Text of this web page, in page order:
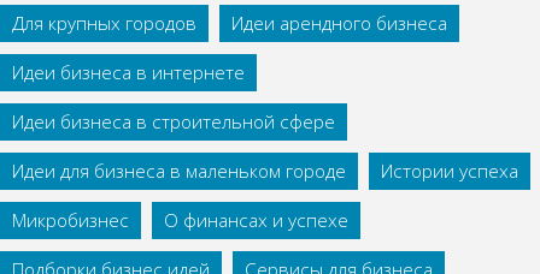
Для крупных городов
Идеи арендного бизнеса
Идеи бизнеса в интернете
Идеи бизнеса в строительной сфере
Идеи для бизнеса в маленьком городе
Истории успеха
Микробизнес
О финансах и успехе